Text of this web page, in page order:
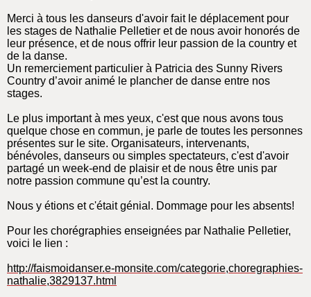
Merci à tous les danseurs d'avoir fait le déplacement pour
les stages de Nathalie Pelletier et de nous avoir honorés de
leur présence, et de nous offrir leur passion de la country et
de la danse.
Un remerciement particulier à Patricia des Sunny Rivers
Country d’avoir animé le plancher de danse entre nos
stages.
Le plus important à mes yeux, c'est que nous avons tous
quelque chose en commun, je parle de toutes les personnes
présentes sur le site. Organisateurs, intervenants,
bénévoles, danseurs ou simples spectateurs, c'est d'avoir
partagé un week-end de plaisir et de nous être unis par
notre passion commune qu’est la country.
Nous y étions et c'était génial. Dommage pour les absents!
Pour les chorégraphies enseignées par Nathalie Pelletier,
voici le lien :
http://faismoidanser.e-monsite.com/categorie,choregraphies-
nathalie,3829137.html